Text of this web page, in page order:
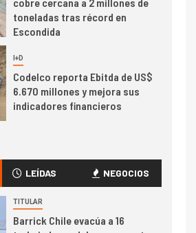
toneladas tras récord en
Escondida
I+D
Codelco reporta Ebitda de US$
6.670 millones y mejora sus
indicadores financieros
camión 100% eléctrico para
transportar cátodos al Puerto
de San Antonio
LEÍDAS NEGOCIOS
TITULAR
Barrick Chile evacúa a 16